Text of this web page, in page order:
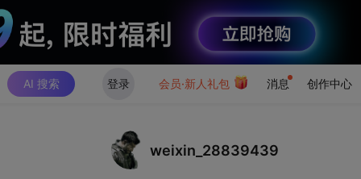
AI 搜索 登录 会员·新人礼包 消息 创作中心
weixin_28839439